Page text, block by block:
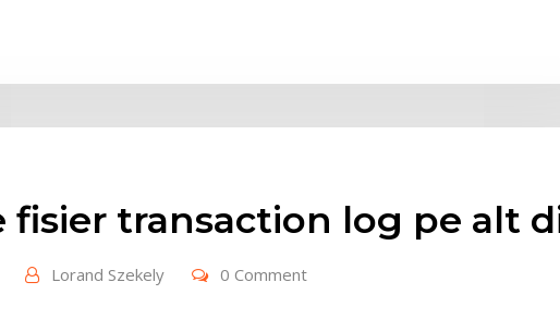
fisier transaction log pe alt
Lorand Szekely 0 Comment